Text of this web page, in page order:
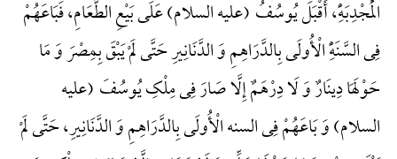
الْمُجْدِبَهًِْ، أَقْبَلَ یُوسُفُ (علیه السلام) عَلَی بَیْعِ الطَّعَامِ، فَبَاعَهُمْ
فِی السَّنَهًِْ الْأُولَی بِالدَّرَاهِمِ وَ الدَّنَانِیرِ حَتَّی لَمْ یَبْقَ بِمِصْرَ وَ مَا
حَوْلَهَا دِینَارٌ وَ لَا دِرْهَمٌ إِلَّا صَارَ فِی مِلْکِ یُوسُفَ (علیه
السلام) وَ بَاعَهُمْ فِی السنه الْأُولَی بِالدَّرَاهِمِ وَ الدَّنَانِیرِ، حَتَّی لَمْ